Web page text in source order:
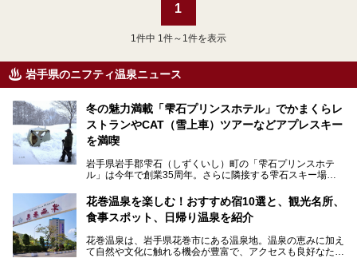
1
1 件中 1件～1件を表示
岩手県のニフティ温泉ニュース
冬の魅力満載「雫石プリンスホテル」でかまくらレ
ストランやCAT（雪上車）ツアーなどアプレスキー
を満喫
岩手県岩手郡雫石（しずくいし）町の「雫石プリンスホテ
ル」は今年で創業35周年。さらに隣接する雫石スキー場は
の後"）の充実をはかり、テーマをSNOW（雪）＋NOVA
（新星）で「SNØVA（スノーヴァ）」としました！
喫できるパウダースノーの雫石。というわけで、「雫石プリ
ンスホテル」にお出かけして楽しめるアクティビティや温泉
花巻温泉を楽しむ！おすすめ宿10選と、観光名所、
食事スポット、日帰り温泉を紹介
花巻温泉は、岩手県花巻市にある温泉地。温泉の恵みに加え
て自然や文化に触れる機会が豊富で、アクセスも良好なた